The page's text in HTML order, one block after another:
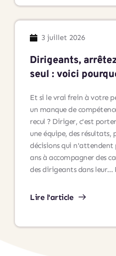
un
lieu
et
3 juillet 2026
Dirigeants,
seul : voici
Et si le vrai frein à votre
un manque de
recul ? Diriger, c'est
une équipe, des résultats,
décisions qui n'attendent
ans à accompagner des
des dirigeants dans leur…
Lire l'article